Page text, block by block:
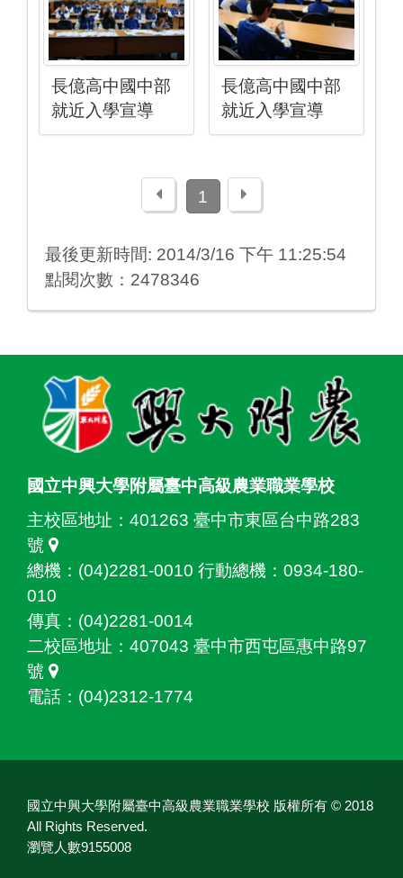
長億高中國中部
就近入學宣導
長億高中國中部
就近入學宣導
上一頁1 下一頁
最後更新時間: 2014/3/16 下午 11:25:54
點閱次數：2478346
國立中興大學附屬臺中高級農業職業學校
主校區地址： 401263 臺中市東區台中路283
號
總機：(04)2281-0010 行動總機：0934-180-
010
傳真：(04)2281-0014
二校區地址： 407043 臺中市西屯區惠中路97
號
電話：(04)2312-1774
國立中興大學附屬臺中高級農業職業學校 版權所有 © 2018
All Rights Reserved.
瀏覽人數9155008